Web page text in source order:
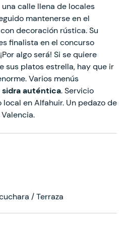
calle llena de locales
mantenerse en el
decoración rústica. Su
finalista en el concurso
algo será! Si se quiere
sus platos estrella, hay que ir
Varios menús
sidra auténtica. Servicio
en Alfahuir. Un pedazo de
/ Terraza